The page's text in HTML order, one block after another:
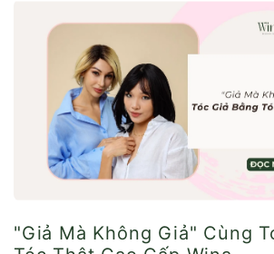
"Giả Mà Không Giả" Cùng